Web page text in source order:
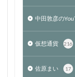
中田敦彦の
仮想通貨 216
佐原まい 17